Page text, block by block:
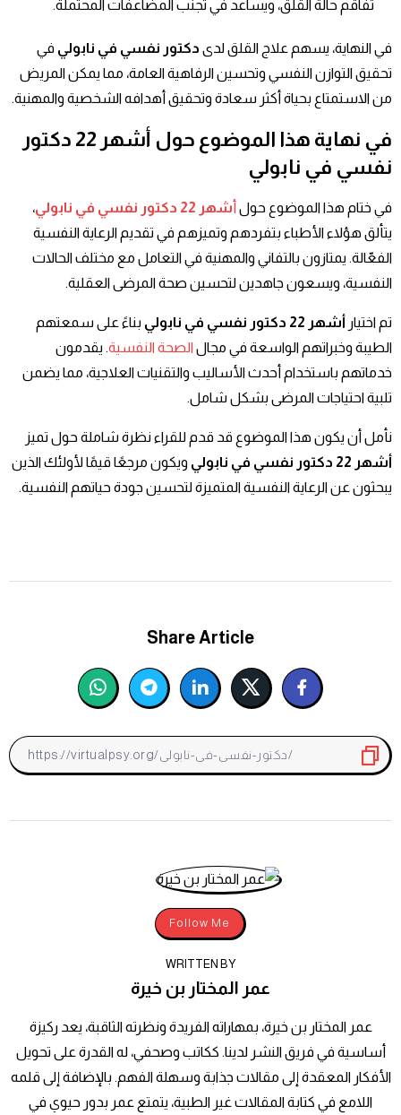
تفاقم حالة القلق، ويساعد في تجنب المضاعفات المحتملة.
في النهاية، يسهم علاج القلق لدى دكتور نفسي في نابولي في
تحقيق التوازن النفسي وتحسين الرفاهية العامة، مما يمكن المريض
من الاستمتاع بحياة أكثر سعادة وتحقيق أهدافه الشخصية والمهنية.
في نهاية هذا الموضوع حول
أشهر 22 دكتور
نفسي في نابولي
في ختام هذا الموضوع حول أشهر 22 دكتور نفسي في نابولي
،
يتألق هؤلاء الأطباء بتفردهم وتميزهم في تقديم الرعاية النفسية
الفعّالة. يمتازون بالتفاني والمهنية في التعامل مع مختلف الحالات
النفسية، ويسعون جاهدين لتحسين صحة المرضى العقلية.
تم اختيار أشهر 22 دكتور نفسي في نابولي
بناءً على سمعتهم
الطيبة وخبراتهم الواسعة في مجال الصحة النفسية. يقدمون
خدماتهم باستخدام أحدث الأساليب والتقنيات العلاجية، مما يضمن
تلبية احتياجات المرضى بشكل شامل.
نأمل أن يكون هذا الموضوع قد قدم للقراء نظرة شاملة حول تميز
أشهر 22 دكتور نفسي في نابولي
ويكون مرجعًا قيمًا لأولئك الذين
يبحثون عن الرعاية النفسية المتميزة لتحسين جودة حياتهم النفسية.
Share Article
Follow Me
WRITTEN BY
عمر المختار بن خيرة
عمر المختار بن خيرة، بمهاراته الفريدة ونظرته الثاقبة، يعد ركيزة
أساسية في فريق النشر لدينا. ككاتب وصحفي، له القدرة على تحويل
الأفكار المعقدة إلى مقالات جذابة وسهلة الفهم. بالإضافة إلى قلمه
اللامع في كتابة المقالات غير الطبية، يتمتع عمر بدور حيوي في